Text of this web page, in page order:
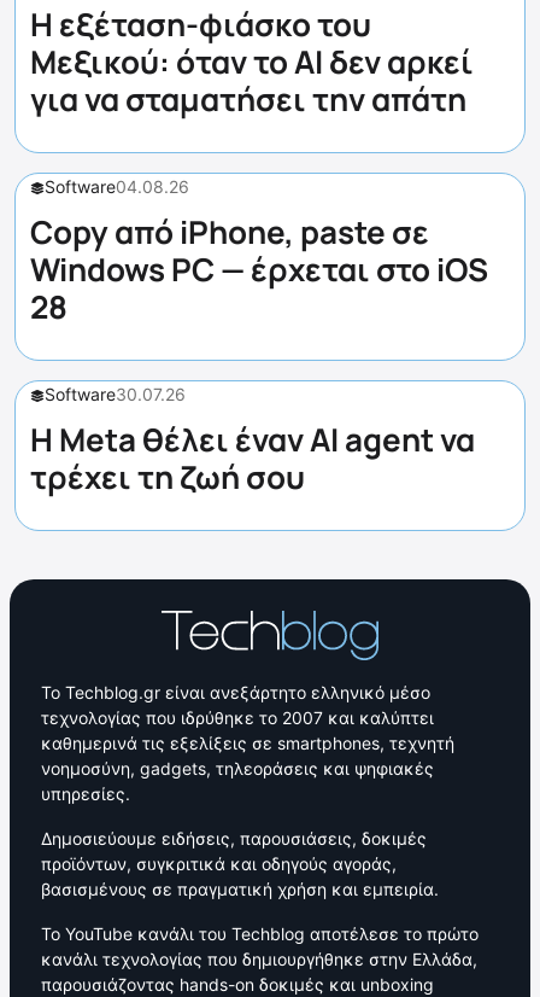
Η εξέταση-φιάσκο του
Μεξικού: όταν το AI δεν αρκεί
για να σταματήσει την απάτη
Software04.08.26
Copy από iPhone, paste σε
Windows PC — έρχεται στο iOS
28
Software30.07.26
Η Meta θέλει έναν AI agent να
τρέχει τη ζωή σου
Το Techblog.gr είναι ανεξάρτητο ελληνικό μέσο
τεχνολογίας που ιδρύθηκε το 2007 και καλύπτει
καθημερινά τις εξελίξεις σε smartphones, τεχνητή
νοημοσύνη, gadgets, τηλεοράσεις και ψηφιακές
υπηρεσίες.
Δημοσιεύουμε ειδήσεις, παρουσιάσεις, δοκιμές
προϊόντων, συγκριτικά και οδηγούς αγοράς,
βασισμένους σε πραγματική χρήση και εμπειρία.
Το YouTube κανάλι του Techblog αποτέλεσε το πρώτο
κανάλι τεχνολογίας που δημιουργήθηκε στην Ελλάδα,
παρουσιάζοντας hands-on δοκιμές και unboxing